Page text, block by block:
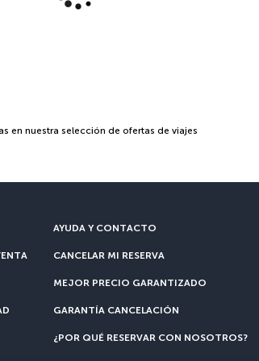
en nuestra selección de ofertas de viajes
AYUDA Y CONTACTO
CANCELAR MI RESERVA
MEJOR PRECIO GARANTIZADO
GARANTÍA CANCELACIÓN
¿POR QUÉ RESERVAR CON NOSOTROS?